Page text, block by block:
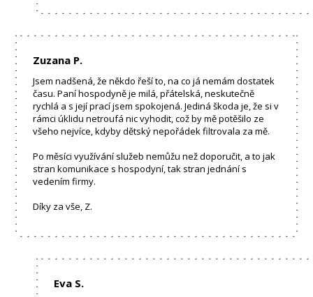
Zuzana P.
Jsem nadšená, že někdo řeší to, na co já nemám dostatek
času. Paní hospodyně je milá, přátelská, neskutečně
rychlá a s její prací jsem spokojená. Jediná škoda je, že si v
rámci úklidu netroufá nic vyhodit, což by mě potěšilo ze
všeho nejvíce, kdyby dětský nepořádek filtrovala za mě.
Po měsíci využívání služeb nemůžu než doporučit, a to jak
stran komunikace s hospodyní, tak stran jednání s
vedením firmy.
Díky za vše, Z.
Eva S.